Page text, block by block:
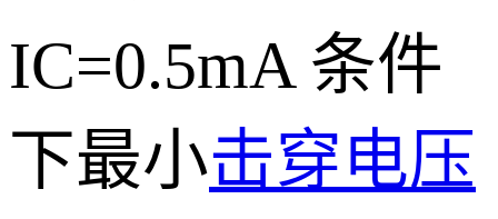
IC=0.5mA 条件
下最小击穿电压